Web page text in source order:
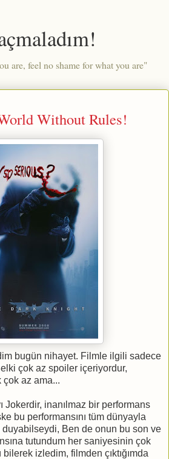
are, feel no shame for what you are"
Without Rules!
bugün nihayet. Filmle ilgili sadece
çok az spoiler içeriyordur,
çok az ama...
Jokerdir, inanılmaz bir performans
bu performansını tüm dünyayla
Ben de onun bu son ve
tutundum her saniyesinin çok
izledim, filmden çıktığımda